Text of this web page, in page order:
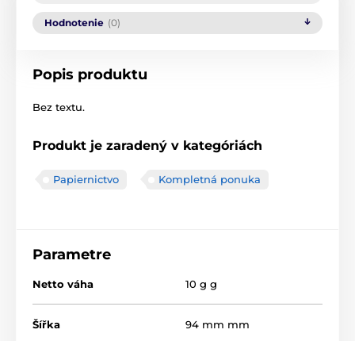
Hodnotenie (0)
Popis produktu
Bez textu.
Produkt je zaradený v kategóriách
Papiernictvo Kompletná ponuka
Parametre
Netto váha 10 g g
Šířka 94 mm mm